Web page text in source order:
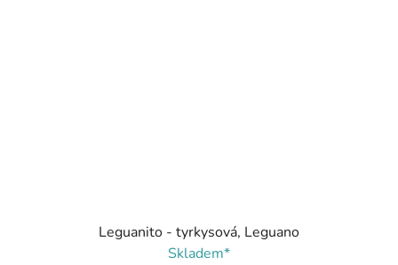
Leguanito - tyrkysová, Leguano
Skladem*